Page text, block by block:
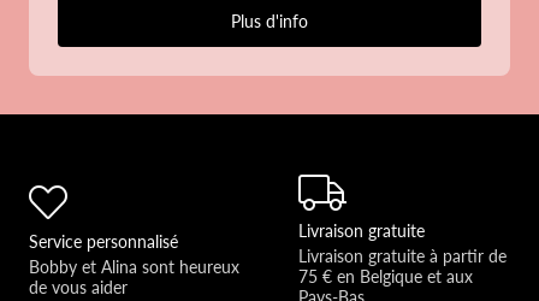
Plus d'info
Service personnalisé
Bobby et Alina sont heureux
de vous aider
Livraison gratuite
Livraison gratuite à partir de
75 € en Belgique et aux
Pays-Bas